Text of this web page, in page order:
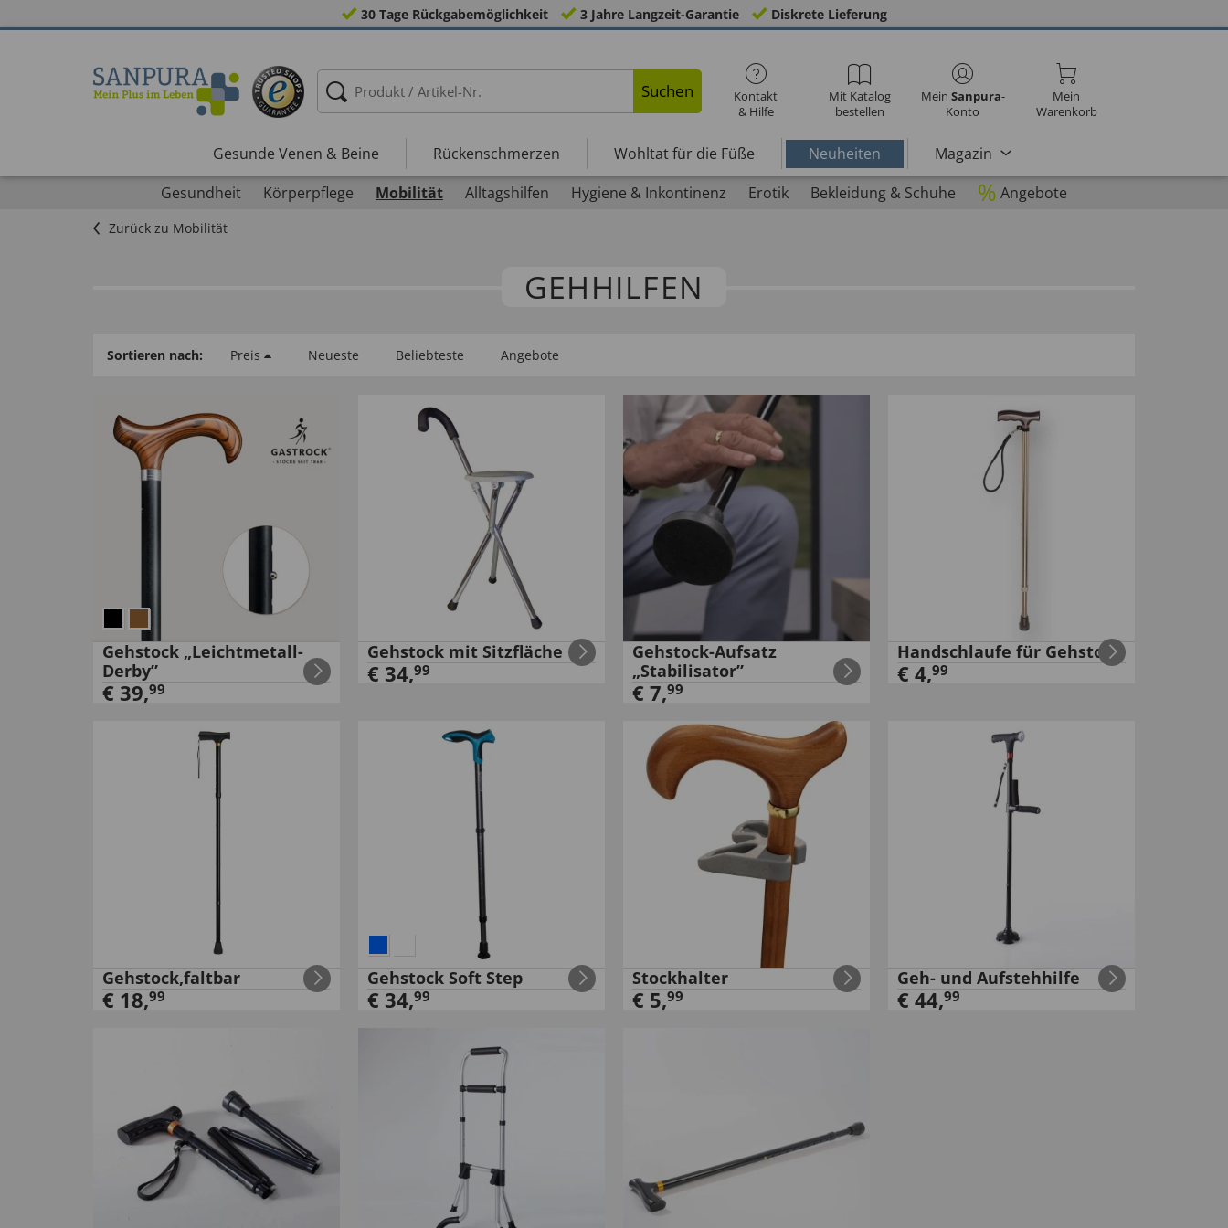
30 Tage Rückgabemöglichkeit 3 Jahre Langzeit-Garantie Diskrete Lieferung
Suchen
Kontakt
& Hilfe
Mit Katalog
bestellen
Mein Sanpura-
Konto
Mein
Warenkorb
Gesunde Venen & Beine Rückenschmerzen Wohltat für die Füße Neuheiten
Magazin
Gesundheit
Körperpflege Mobilität Alltagshilfen Hygiene & Inkontinenz Erotik Bekleidung & Schuhe % Angebote
Zurück zu Mobilität
GEHHILFEN
Sortieren nach: Preis Neueste Beliebteste Angebote
Gehstock „Leichtmetall-
Derby”
€ 39,99
Gehstock mit Sitzfläche
€ 34,99
Gehstock-Aufsatz
„Stabilisator”
€ 7,99
Handschlaufe für Gehstock
€ 4,99
Gehstock,faltbar
€ 18,99
Gehstock Soft Step
€ 34,99
Stockhalter
€ 5,99
Geh- und Aufstehhilfe
€ 44,99